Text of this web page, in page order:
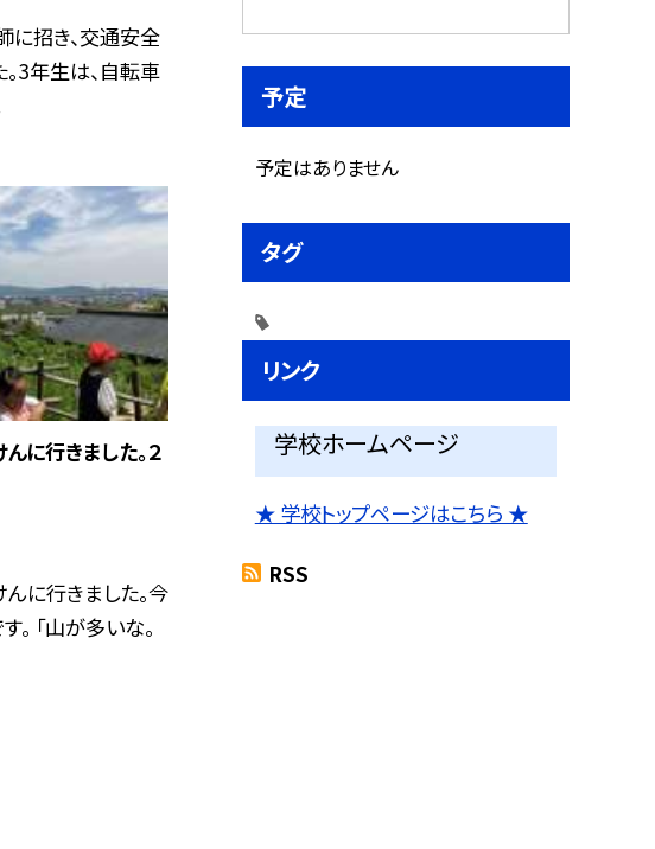
招き、交通安全
3年生は、自転車
んに行きました。２
に行きました。今
。 「山が多いな。
予定
予定はありません
タグ
リンク
学校ホームページ
★ 学校トップページはこちら ★
RSS